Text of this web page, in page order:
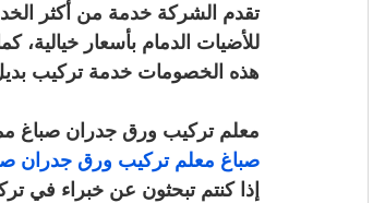
تقدم الشركة خدمة من أكثر
للأضيات الدمام بأسعار
هذه الخصومات خدمة تركيب
معلم تركيب ورق جدران صباغ
صباغ معلم تركيب ورق جدران صباغ ممتاز
إذا كنتم تبحثون عن خبراء